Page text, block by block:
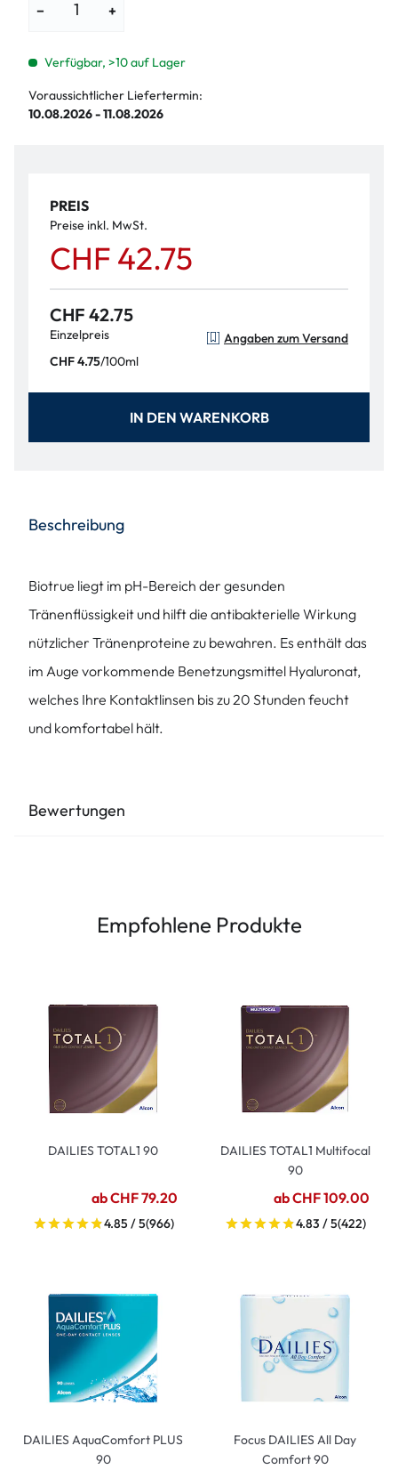
− +
Verfügbar, >10 auf Lager
Voraussichtlicher Liefertermin:
10.08.2026 - 11.08.2026
PREIS
Preise inkl. MwSt.
CHF 42.75
CHF 42.75
Einzelpreis
CHF 4.75/100ml
Angaben zum Versand
IN DEN WARENKORB
Beschreibung
Biotrue liegt im pH-Bereich der gesunden
Tränenflüssigkeit und hilft die antibakterielle Wirkung
nützlicher Tränenproteine zu bewahren. Es enthält das
im Auge vorkommende Benetzungsmittel Hyaluronat,
welches Ihre Kontaktlinsen bis zu 20 Stunden feucht
und komfortabel hält.
Bewertungen
Empfohlene Produkte
DAILIES TOTAL1 90
ab CHF 79.20
4.85 / 5(966)
DAILIES TOTAL1 Multifocal
90
ab CHF 109.00
4.83 / 5(422)
DAILIES AquaComfort PLUS
90
Focus DAILIES All Day
Comfort 90